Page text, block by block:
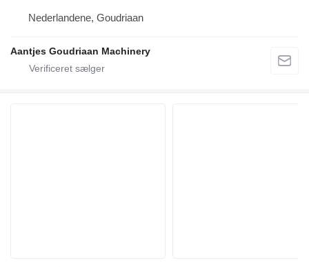
Nederlandene, Goudriaan
Aantjes Goudriaan Machinery